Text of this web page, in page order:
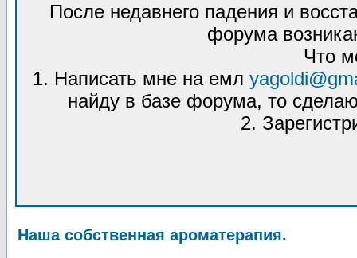
После недавнего падения и
форума
Что
1. Написать мне на емл
найду в базе форума, то
2.
Наша собственная ароматерапия.